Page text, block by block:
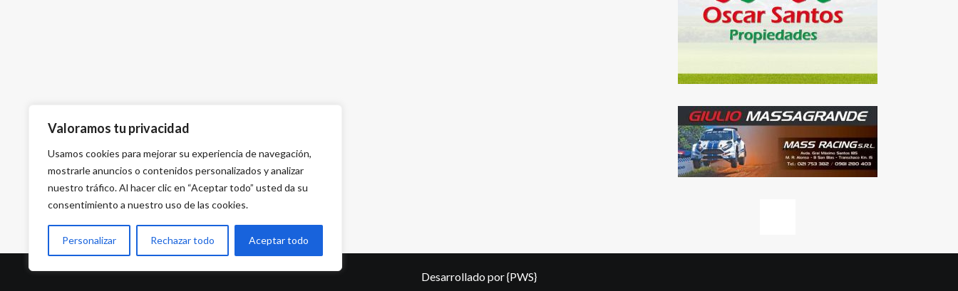
Valoramos tu privacidad
Usamos cookies para mejorar su experiencia de navegación,
mostrarle anuncios o contenidos personalizados y analizar
nuestro tráfico. Al hacer clic en “Aceptar todo” usted da su
consentimiento a nuestro uso de las cookies.
Personalizar Rechazar todo Aceptar todo
Desarrollado por{PWS}